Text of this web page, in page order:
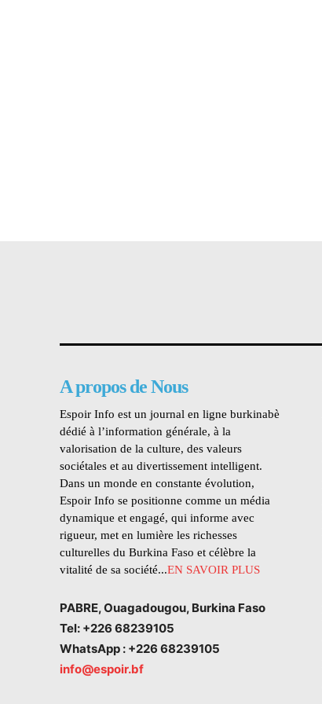
A propos de Nous
Espoir Info est un journal en ligne burkinabè
dédié à l’information générale, à la
valorisation de la culture, des valeurs
sociétales et au divertissement intelligent.
Dans un monde en constante évolution,
Espoir Info se positionne comme un média
dynamique et engagé, qui informe avec
rigueur, met en lumière les richesses
culturelles du Burkina Faso et célèbre la
vitalité de sa société...EN SAVOIR PLUS
PABRE, Ouagadougou, Burkina Faso
Tel: +226 68239105
WhatsApp : +226 68239105
info@espoir.bf